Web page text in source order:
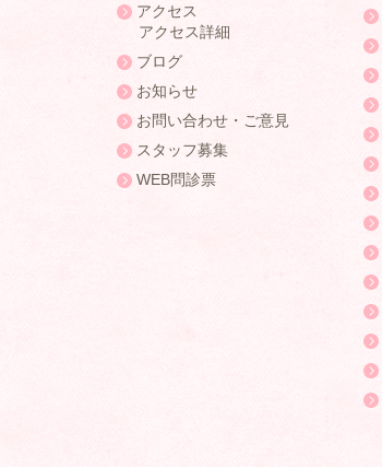
アクセス
アクセス詳細
ブログ
お知らせ
お問い合わせ・ご意見
スタッフ募集
WEB問診票